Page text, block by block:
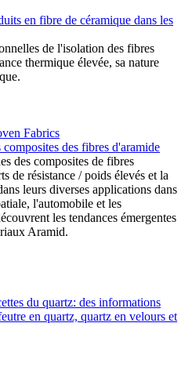
en fibre de céramique dans les
de l'isolation des fibres
thermique élevée, sa nature
des fibres d'aramide
des composites de fibres
de résistance / poids élevés et la
leurs diverses applications dans
l'automobile et les
les tendances émergentes
Aramid.
du quartz: des informations
en quartz, quartz en velours et